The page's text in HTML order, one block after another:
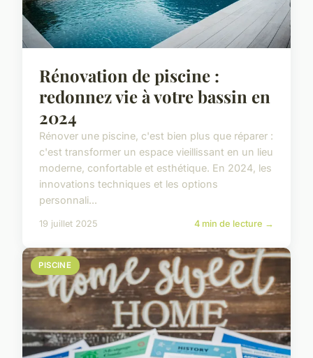
Rénovation de piscine :
redonnez vie à votre bassin en
2024
Rénover une piscine, c'est bien plus que réparer :
c'est transformer un espace vieillissant en un lieu
moderne, confortable et esthétique. En 2024, les
innovations techniques et les options
personnali...
19 juillet 2025 4 min de lecture →
PISCINE